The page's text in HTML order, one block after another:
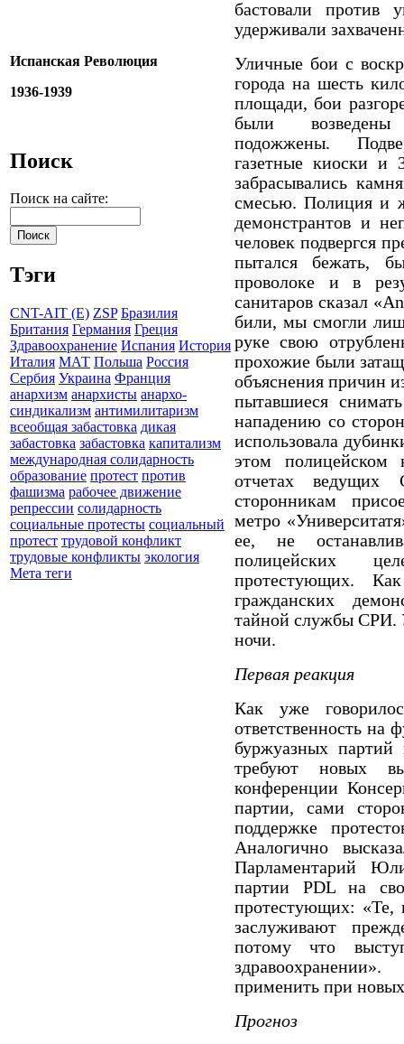
Испанская Революция
1936-1939
Поиск
Поиск на сайте:
Тэги
CNT-AIT (E) ZSP Бразилия
Британия Германия Греция
Здравоохранение Испания История
Италия МАТ Польша Россия
Сербия Украина Франция
анархизм анархисты анархо-
синдикализм антимилитаризм
всеобщая забастовка дикая
забастовка забастовка капитализм
международная солидарность
образование протест против
фашизма рабочее движение
репрессии солидарность
социальные протесты социальный
протест трудовой конфликт
трудовые конфликты экология
Мета теги
бастовали против
удерживали
Уличные бои с
города на шесть
площади, бои
были
подожжены.
газетные киоски и
забрасывались
смесью. Полиция и
демонстрантов и
человек подвергся
пытался бежать,
проволоке и в
санитаров сказал
били, мы смогли
руке свою
прохожие были
объяснения причин
пытавшиеся
нападению со
использовала
этом полицейском
отчетах ведущих
сторонникам
метро
ее, не
полицейских
протестующих.
гражданских
тайной службы СРИ.
ночи.
Первая реакция
Как уже
ответственность на
буржуазных партий
требуют новых
конференции
партии, сами
поддержке
Аналогично
Парламентарий
партии PDL на
протестующих: «Те,
заслуживают
потому что
применить при
Прогноз